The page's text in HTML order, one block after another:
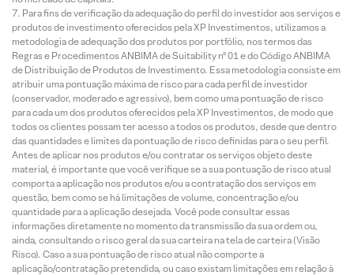
Para fins de verificação da adequação do perfil do investidor aos serviços e
produtos de investimento oferecidos pela XP Investimentos, utilizamos a
metodologia de adequação dos produtos por portfólio, nos termos das
Regras e Procedimentos ANBIMA de Suitability nº 01 e do Código ANBIMA
de Distribuição de Produtos de Investimento. Essa metodologia consiste em
atribuir uma pontuação máxima de risco para cada perfil de investidor
(conservador, moderado e agressivo), bem como uma pontuação de risco
para cada um dos produtos oferecidos pela XP Investimentos, de modo que
todos os clientes possam ter acesso a todos os produtos, desde que dentro
das quantidades e limites da pontuação de risco definidas para o seu perfil.
Antes de aplicar nos produtos e/ou contratar os serviços objeto deste
material, é importante que você verifique se a sua pontuação de risco atual
comporta a aplicação nos produtos e/ou a contratação dos serviços em
questão, bem como se há limitações de volume, concentração e/ou
quantidade para a aplicação desejada. Você pode consultar essas
informações diretamente no momento da transmissão da sua ordem ou,
ainda, consultando o risco geral da sua carteira na tela de carteira (Visão
Risco). Caso a sua pontuação de risco atual não comporte a
aplicação/contratação pretendida, ou caso existam limitações em relação à